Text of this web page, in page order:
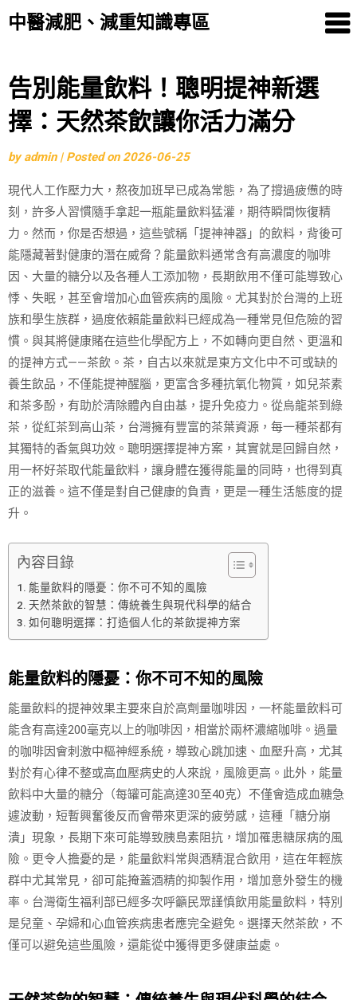
中醫減肥、減重知識專區
Skip
to
content
告別能量飲料！聰明提神新選
擇：天然茶飲讓你活力滿分
byadmin | Posted on2026-06-25
現代人工作壓力大，熬夜加班早已成為常態，為了撐過疲憊的時
刻，許多人習慣隨手拿起一瓶能量飲料猛灌，期待瞬間恢復精
力。然而，你是否想過，這些號稱「提神神器」的飲料，背後可
能隱藏著對健康的潛在威脅？能量飲料通常含有高濃度的咖啡
因、大量的糖分以及各種人工添加物，長期飲用不僅可能導致心
悸、失眠，甚至會增加心血管疾病的風險。尤其對於台灣的上班
族和學生族群，過度依賴能量飲料已經成為一種常見但危險的習
慣。與其將健康賭在這些化學配方上，不如轉向更自然、更溫和
的提神方式——茶飲。茶，自古以來就是東方文化中不可或缺的
養生飲品，不僅能提神醒腦，更富含多種抗氧化物質，如兒茶素
和茶多酚，有助於清除體內自由基，提升免疫力。從烏龍茶到綠
茶，從紅茶到高山茶，台灣擁有豐富的茶葉資源，每一種茶都有
其獨特的香氣與功效。聰明選擇提神方案，其實就是回歸自然，
用一杯好茶取代能量飲料，讓身體在獲得能量的同時，也得到真
正的滋養。這不僅是對自己健康的負責，更是一種生活態度的提
升。
內容目錄
能量飲料的隱憂：你不可不知的風險
天然茶飲的智慧：傳統養生與現代科學的結合
如何聰明選擇：打造個人化的茶飲提神方案
能量飲料的隱憂：你不可不知的風險
能量飲料的提神效果主要來自於高劑量咖啡因，一杯能量飲料可
能含有高達200毫克以上的咖啡因，相當於兩杯濃縮咖啡。過量
的咖啡因會刺激中樞神經系統，導致心跳加速、血壓升高，尤其
對於有心律不整或高血壓病史的人來說，風險更高。此外，能量
飲料中大量的糖分（每罐可能高達30至40克）不僅會造成血糖急
遽波動，短暫興奮後反而會帶來更深的疲勞感，這種「糖分崩
潰」現象，長期下來可能導致胰島素阻抗，增加罹患糖尿病的風
險。更令人擔憂的是，能量飲料常與酒精混合飲用，這在年輕族
群中尤其常見，卻可能掩蓋酒精的抑製作用，增加意外發生的機
率。台灣衛生福利部已經多次呼籲民眾謹慎飲用能量飲料，特別
是兒童、孕婦和心血管疾病患者應完全避免。選擇天然茶飲，不
僅可以避免這些風險，還能從中獲得更多健康益處。